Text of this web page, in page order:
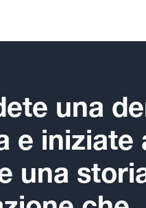
una
e iniziate
una